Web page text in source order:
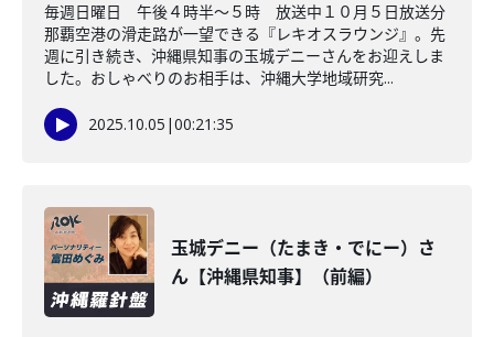
毎週日曜日 午後４時半～５時 放送中１０月５日放送分
那覇空港の滑走路が一望できる『レキオスラウンジ』。先
週に引き続き、沖縄県知事の玉城デニーさんをお迎えしま
した。おしゃべりのお相手は、沖縄大学地域研究...
2025.10.05 |00:21:35
玉城デニー（たまき・でにー）さ
ん【沖縄県知事】（前編）